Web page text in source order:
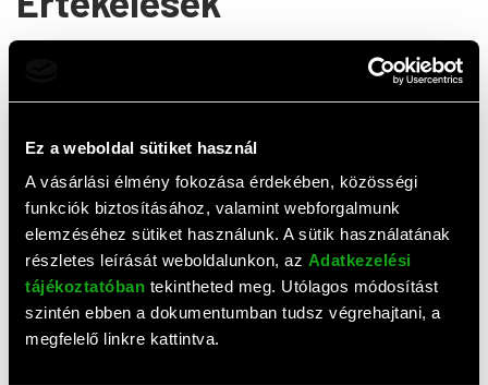
Ez a weboldal sütiket használ
A vásárlási élmény fokozása érdekében, közösségi
funkciók biztosításához, valamint webforgalmunk
elemzéséhez sütiket használunk. A sütik használatának
részletes leírását weboldalunkon, az Adatkezelési
tájékoztatóban tekintheted meg. Utólagos módosítást
szintén ebben a dokumentumban tudsz végrehajtani, a
megfelelő linkre kattintva.
ÉRTÉKELÉS ÍRÁSA
Ehhez a termékhez még nem érkezett értékelés. Legyél te
az első!
Top termékek